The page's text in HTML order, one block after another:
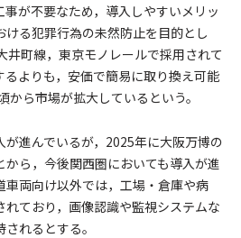
が不要なため，導入しやすいメリッ
ける犯罪行為の未然防止を目的とし
井町線，東京モノレールで採用されて
るよりも，安価で簡易に取り換え可能
ら市場が拡大しているという。
進んでいるが，2025年に大阪万博の
ら，今後関西圏においても導入が進
車両向け以外では，工場・倉庫や病
ており，画像認識や監視システムな
れるとする。